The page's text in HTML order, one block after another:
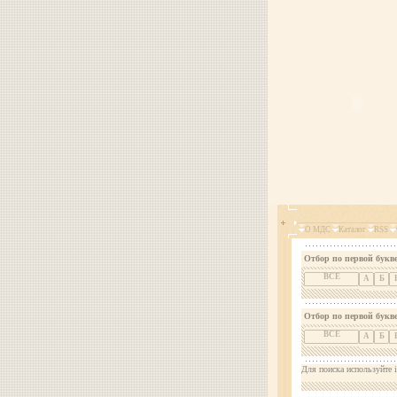
О МДС Каталог RSS
Отбор по первой
ВСЕ А Б
Отбор по первой
ВСЕ А Б
Для поиска используйте